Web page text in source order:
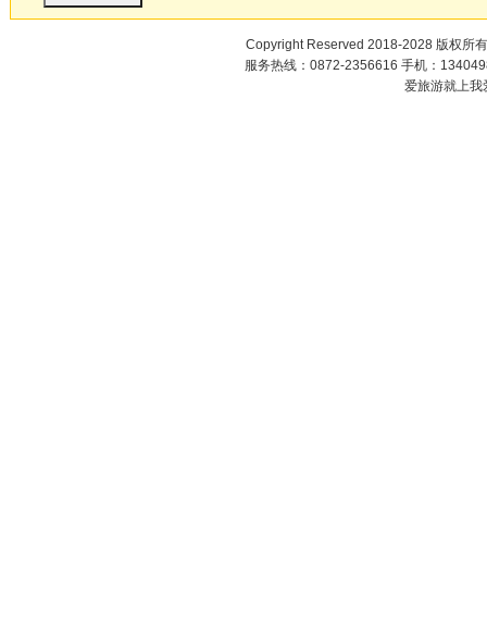
Copyright Reserved 2018-2028 版权所
服务热线：0872-2356616 手机：
爱旅游就上我